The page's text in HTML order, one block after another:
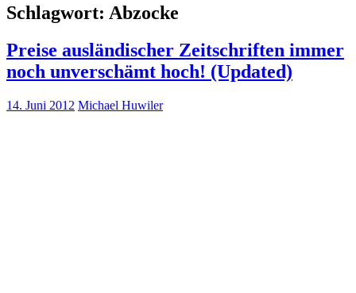
Schlagwort: Abzocke
Preise ausländischer Zeitschriften immer
noch unverschämt hoch! (Updated)
14. Juni 2012 Michael Huwiler